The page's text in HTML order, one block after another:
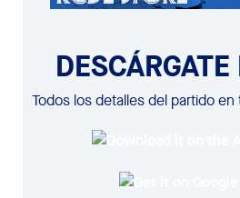
Todos los detalles del partido en